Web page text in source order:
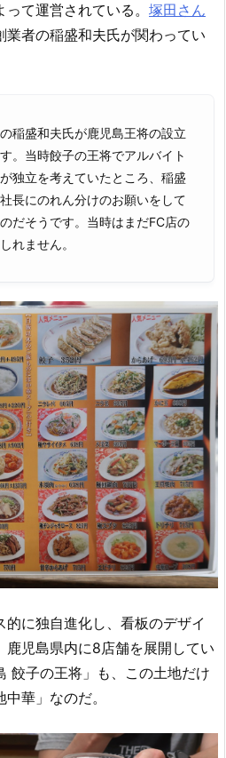
て運営されている。 塚田さん
業者の稲盛和夫氏が関わってい
稲盛和夫氏が鹿児島王将の設立
。当時餃子の王将でアルバイト
独立を考えていたところ、稲盛
長にのれん分けのお願いをして
だそうです。当時はまだFC店の
れません。
に独自進化し、 看板のデザイ
鹿児島県内に8店舗を展開してい
餃子の王将」も、この土地だけ
華」なのだ。